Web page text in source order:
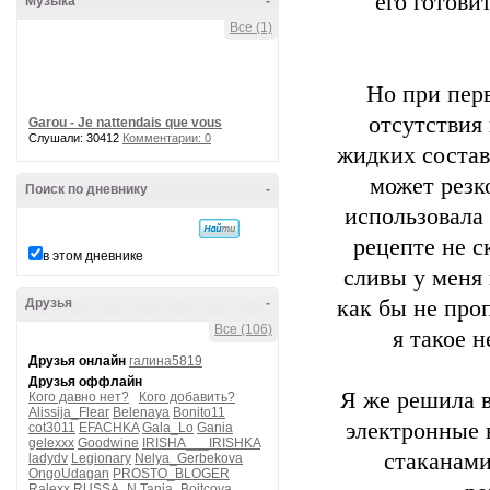
Все (1)
Garou - Je nattendais que vous
Слушали: 30412 Комментарии: 0
-
Поиск по дневнику
в этом дневнике
-
Друзья
Все (106)
Друзья онлайн галина5819
Друзья оффлайн
Кого давно нет?
Кого добавить?
Alissija_Flear Belenaya Bonito11
cot3011 EFACHKA Gala_Lo Gania
gelexxx Goodwine
IRISHA___IRISHKA
ladydv Legionary Nelya_Gerbekova
OngoUdagan PROSTO_BLOGER
Но при
жидких
может
рецепте не
сливы у меня
как бы не
я такое
Я же решила
электронные